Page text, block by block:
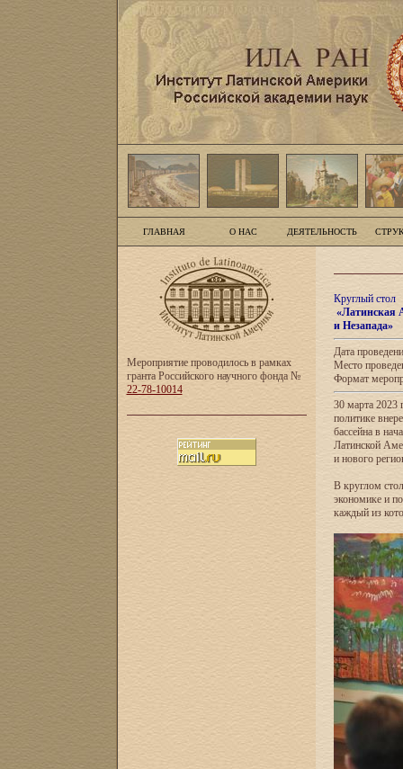
ГЛАВНАЯ О НАС ДЕЯТЕЛЬНОСТЬ
Мероприятие проводилось в рамках
гранта Российского научного фонда №
22-78-10014
Круглый стол
«Латинская
и Незапада»
Дата
Место
Формат
30 марта
политике
бассейна в
Латинской
и нового
В круглом
экономике и
каждый из